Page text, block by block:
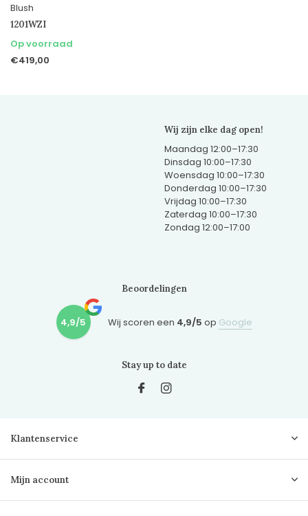
Blush
1201WZI
Op voorraad
€419,00
Wij zijn elke dag open!
Maandag 12:00–17:30
Dinsdag 10:00–17:30
Woensdag 10:00–17:30
Donderdag 10:00–17:30
Vrijdag 10:00–17:30
Zaterdag 10:00–17:30
Zondag 12:00–17:00
Beoordelingen
4,9/5 Wij scoren een 4,9/5 op Google
Stay up to date
Klantenservice
Mijn account